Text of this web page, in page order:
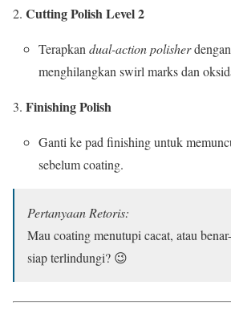
Cutting Polish Level 2
Terapkan dual-action polisher
menghilangkan swirl marks dan
Finishing Polish
Ganti ke pad finishing untuk
sebelum coating.
Pertanyaan Retoris:
Mau coating menutupi cacat, atau
siap terlindungi? 😉